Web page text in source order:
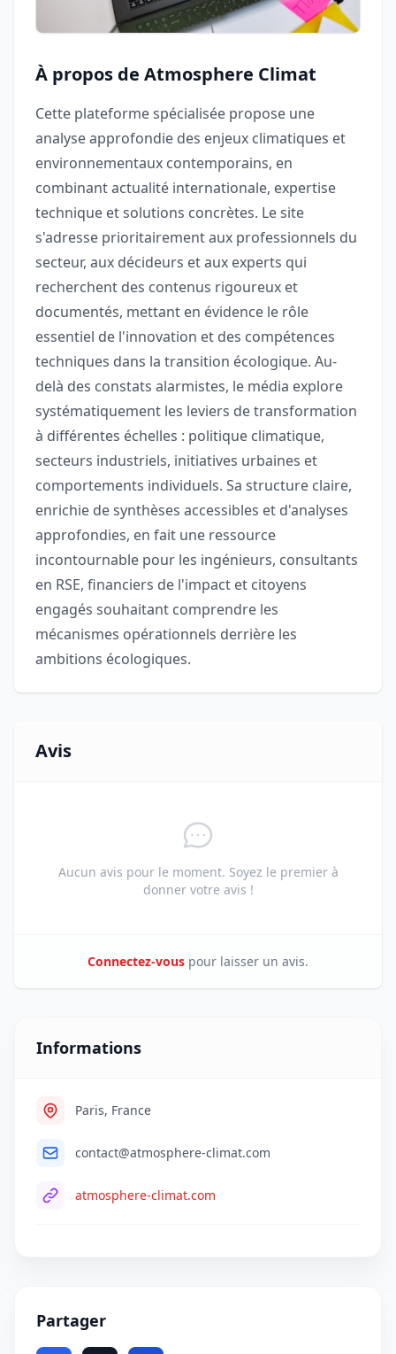
À propos de Atmosphere Climat
Cette plateforme spécialisée propose une
analyse approfondie des enjeux climatiques et
environnementaux contemporains, en
combinant actualité internationale, expertise
technique et solutions concrètes. Le site
s'adresse prioritairement aux professionnels du
secteur, aux décideurs et aux experts qui
recherchent des contenus rigoureux et
documentés, mettant en évidence le rôle
essentiel de l'innovation et des compétences
techniques dans la transition écologique. Au-
delà des constats alarmistes, le média explore
systématiquement les leviers de transformation
à différentes échelles : politique climatique,
secteurs industriels, initiatives urbaines et
comportements individuels. Sa structure claire,
enrichie de synthèses accessibles et d'analyses
approfondies, en fait une ressource
incontournable pour les ingénieurs, consultants
en RSE, financiers de l'impact et citoyens
engagés souhaitant comprendre les
mécanismes opérationnels derrière les
ambitions écologiques.
Avis
Aucun avis pour le moment. Soyez le premier à
donner votre avis !
Connectez-vous pour laisser un avis.
Informations
Paris, France
contact@atmosphere-climat.com
atmosphere-climat.com
Partager